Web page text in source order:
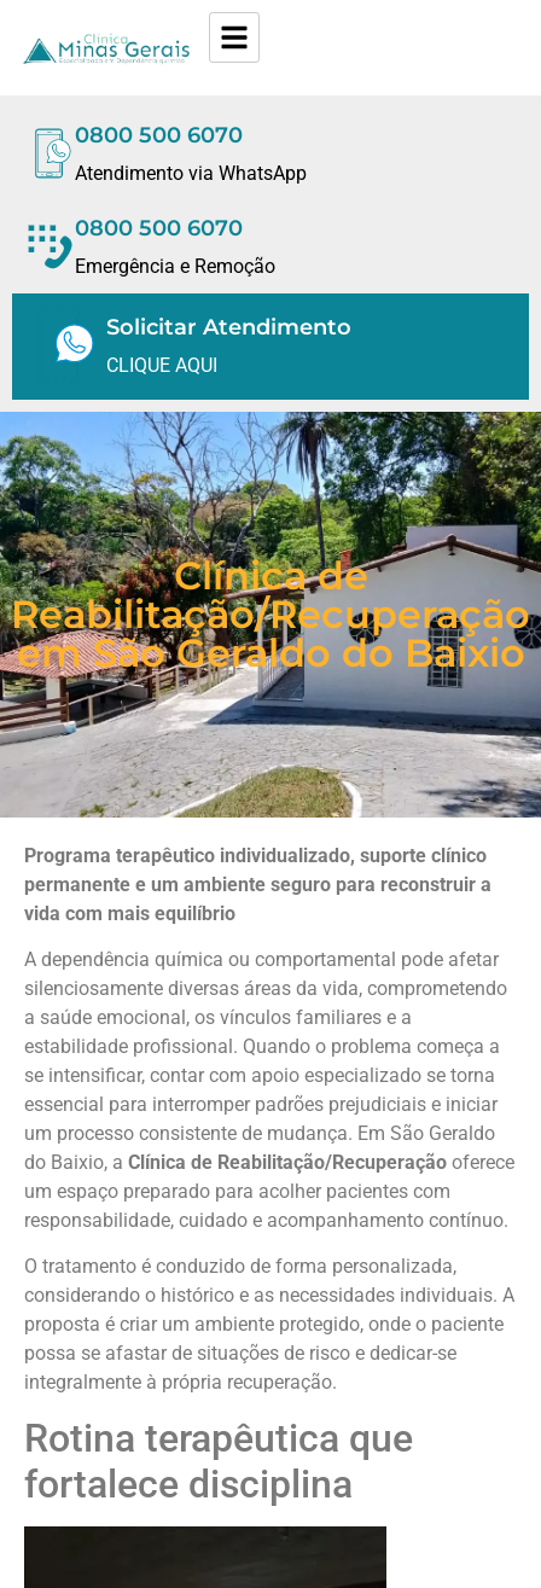
0800 500 6070
Atendimento via WhatsApp
0800 500 6070
Emergência e Remoção
Solicitar Atendimento
CLIQUE AQUI
Clínica de
Reabilitação/Recuperação
em São Geraldo do Baixio
Programa terapêutico individualizado, suporte clínico
permanente e um ambiente seguro para reconstruir a
vida com mais equilíbrio
A dependência química ou comportamental pode afetar
silenciosamente diversas áreas da vida, comprometendo
a saúde emocional, os vínculos familiares e a
estabilidade profissional. Quando o problema começa a
se intensificar, contar com apoio especializado se torna
essencial para interromper padrões prejudiciais e iniciar
um processo consistente de mudança. Em São Geraldo
do Baixio, a Clínica de Reabilitação/Recuperação oferece
um espaço preparado para acolher pacientes com
responsabilidade, cuidado e acompanhamento contínuo.
O tratamento é conduzido de forma personalizada,
considerando o histórico e as necessidades individuais. A
proposta é criar um ambiente protegido, onde o paciente
possa se afastar de situações de risco e dedicar-se
integralmente à própria recuperação.
Rotina terapêutica que
fortalece disciplina